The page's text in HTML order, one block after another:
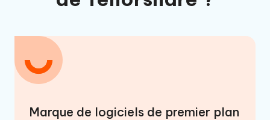
Marque de logiciels de premier plan